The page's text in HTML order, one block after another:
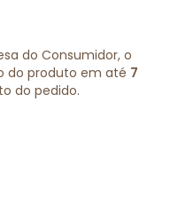
do Consumidor, o
do produto em até 7
do pedido.